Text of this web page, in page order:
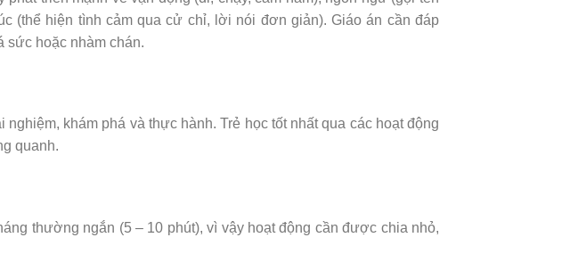
(thể hiện tình cảm qua cử chỉ, lời nói đơn giản). Giáo án cần đáp
sức hoặc nhàm chán.
nghiệm, khám phá và thực hành. Trẻ học tốt nhất qua các hoạt động
quanh.
thường ngắn (5 – 10 phút), vì vậy hoạt động cần được chia nhỏ,